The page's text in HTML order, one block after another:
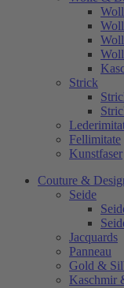
Strick
Fellimitate
Kunstfaser
Couture &
Seide
Jacquards
Panneau
Gold &
Kaschmir